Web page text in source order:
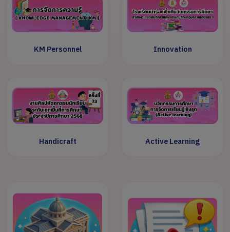
KM Personnel Innovation
Handicraft Active Learning